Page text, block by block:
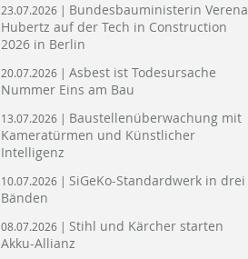
23.07.2026 | Bundesbauministerin Verena
Hubertz auf der Tech in Construction
2026 in Berlin
20.07.2026 | Asbest ist Todesursache
Nummer Eins am Bau
13.07.2026 | Baustellenüberwachung mit
Kameratürmen und Künstlicher
Intelligenz
10.07.2026 | SiGeKo-Standardwerk in drei
Bänden
08.07.2026 | Stihl und Kärcher starten
Akku-Allianz